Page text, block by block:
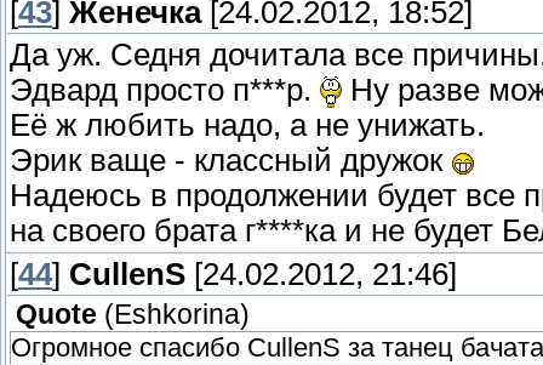
[43] Женечка[24.02.2012, 18:52]
Да уж. Седня дочитала все
Эдвард просто п***р.
Ну разве
Её ж любить надо, а не унижать.
Эрик ваще - классный дружок
Надеюсь в продолжении будет все
на своего брата г****ка и не будет
[44] CullenS [24.02.2012, 21:46]
Quote ( Eshkorina)
Огромное спасибо CullenS за танец